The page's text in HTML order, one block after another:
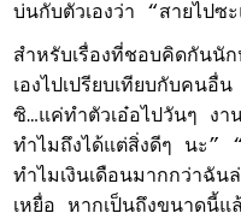
บ่นกับตัวเองว่า “สายไปซ
สำหรับเรื่องที่ชอบคิดกันนั
เองไปเปรียบเทียบกับคน
ซิ…แค่ทำตัวเอ๋อไปวันๆ ง
ทำไมถึงได้แต่สิ่งดีๆ นะ”
ทำไมเงินเดือนมากกว่า
เหยื่อ หากเป็นถึงขนาดนี้แล้